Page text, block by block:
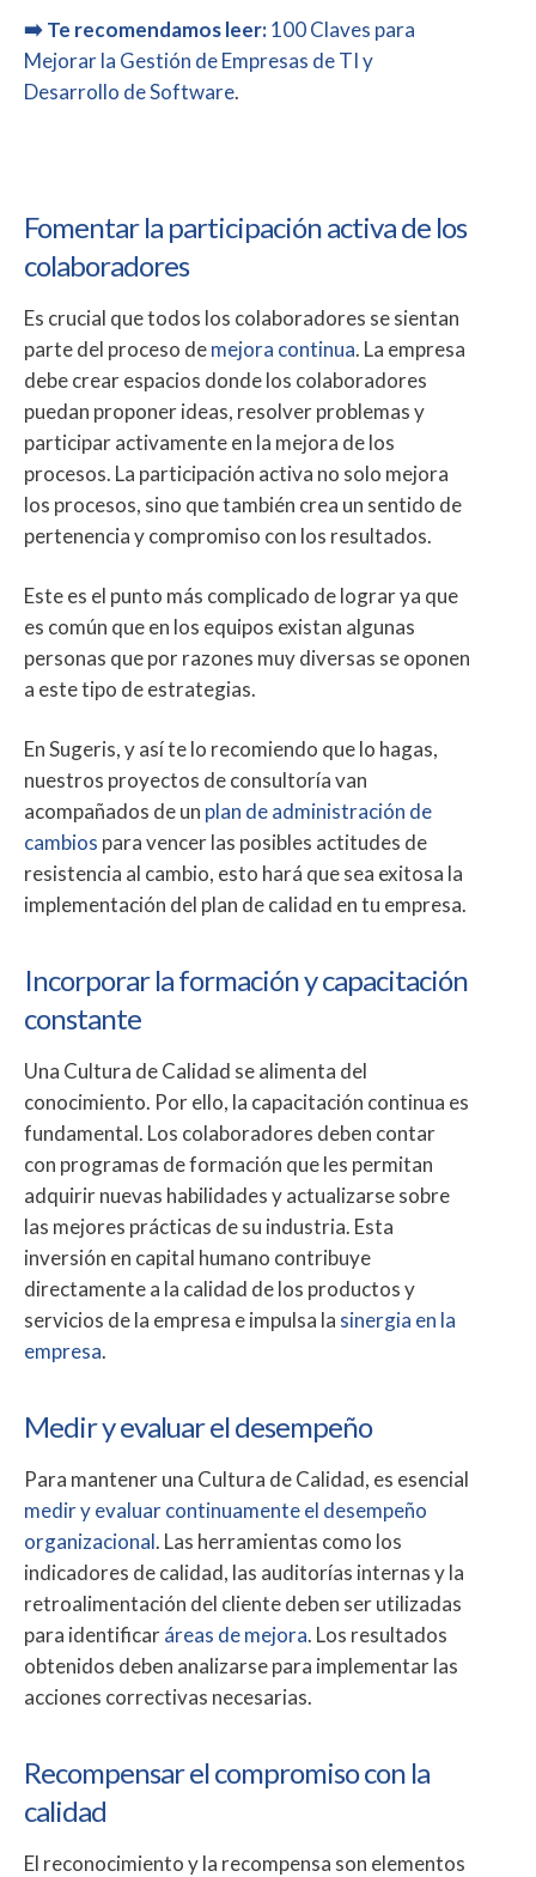
➡️ Te recomendamos leer:100 Claves para
Mejorar la Gestión de Empresas de TI y
Desarrollo de Software.
Fomentar la participación activa de los
colaboradores
Es crucial que todos los colaboradores se sientan
parte del proceso demejora continua. La empresa
debe crear espacios donde los colaboradores
puedan proponer ideas, resolver problemas y
participar activamente en la mejora de los
procesos. La participación activa no solo mejora
los procesos, sino que también crea un sentido de
pertenencia y compromiso con los resultados.
Este es el punto más complicado de lograr ya que
es común que en los equipos existan algunas
personas que por razones muy diversas se oponen
a este tipo de estrategias.
En Sugeris, y así te lo recomiendo que lo hagas,
nuestros proyectos de consultoría van
acompañados de un plan de administración de
cambios para vencer las posibles actitudes de
resistencia al cambio, esto hará que sea exitosa la
implementación del plan de calidad en tu empresa.
Incorporar la formación y capacitación
constante
Una Cultura de Calidad se alimenta del
conocimiento. Por ello, la capacitación continua es
fundamental. Los colaboradores deben contar
con programas de formación que les permitan
adquirir nuevas habilidades y actualizarse sobre
las mejores prácticas de su industria. Esta
inversión en capital humano contribuye
directamente a la calidad de los productos y
servicios de la empresa e impulsa la sinergia en la
empresa.
Medir y evaluar el desempeño
Para mantener una Cultura de Calidad, es esencial
medir y evaluar continuamente el desempeño
organizacional. Las herramientas como los
indicadores de calidad, las auditorías internas y la
retroalimentación del cliente deben ser utilizadas
para identificaráreas de mejora. Los resultados
obtenidos deben analizarse para implementar las
acciones correctivas necesarias.
Recompensar el compromiso con la
calidad
El reconocimiento y la recompensa son elementos